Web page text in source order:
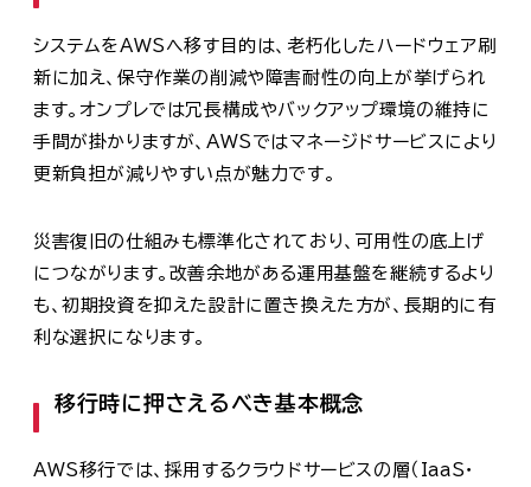
システムをAWSへ移す目的は、老朽化したハードウェア刷
新に加え、保守作業の削減や障害耐性の向上が挙げられ
ます。オンプレでは冗長構成やバックアップ環境の維持に
手間が掛かりますが、AWSではマネージドサービスにより
更新負担が減りやすい点が魅力です。
災害復旧の仕組みも標準化されており、可用性の底上げ
につながります。改善余地がある運用基盤を継続するより
も、初期投資を抑えた設計に置き換えた方が、長期的に有
利な選択になります。
移行時に押さえるべき基本概念
AWS移行では、採用するクラウドサービスの層（IaaS・